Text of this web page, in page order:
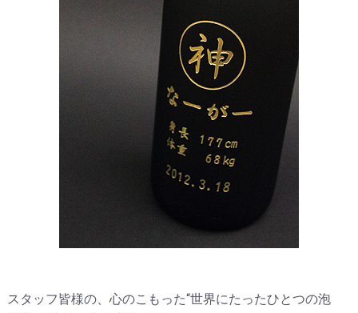
スタッフ皆様の、心のこもった“世界にたったひとつの泡